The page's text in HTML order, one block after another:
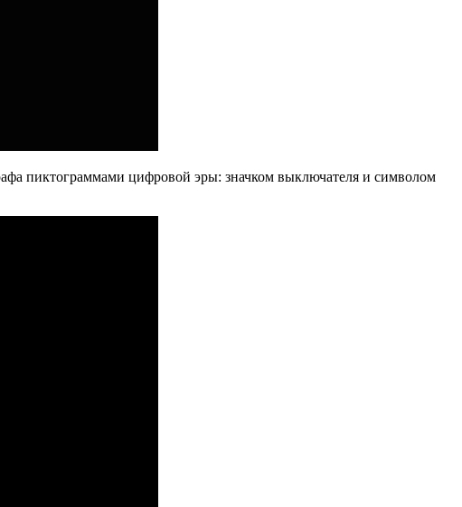
пиктограммами цифровой эры: значком выключателя и символом